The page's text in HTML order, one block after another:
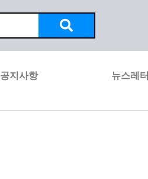
공지사항 뉴스레터